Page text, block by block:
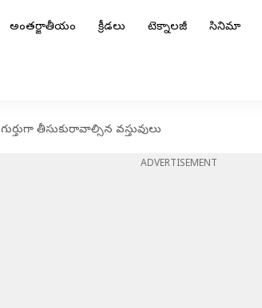
అంతర్జాతీయం క్రీడలు టెక్నాలజీ సినిమా
తీసుకురావాల్సిన వస్తువులు
ADVERTISEMENT